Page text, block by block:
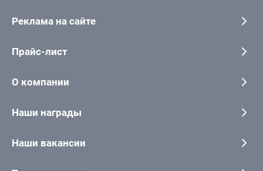
Реклама на сайте
Прайс-лист
О компании
Наши награды
Наши вакансии